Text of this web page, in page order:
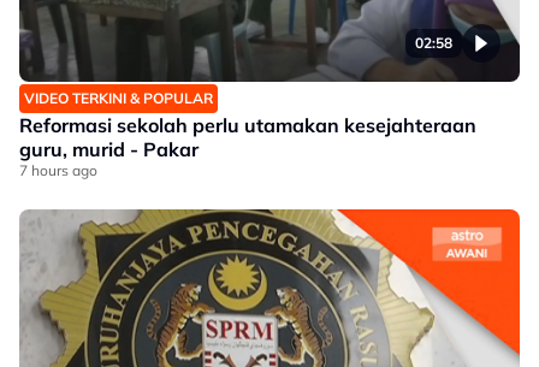
02:58
VIDEO TERKINI & POPULAR
Reformasi sekolah perlu utamakan kesejahteraan
guru, murid - Pakar
7 hours ago